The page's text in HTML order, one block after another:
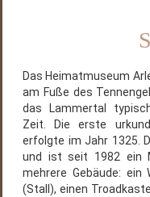
Das Heimatmuseum
am Fuße des
das Lammertal
Zeit. Die erste
erfolgte im Jahr 1325.
und ist seit 1982 ein
mehrere Gebäude: ein
(Stall), einen